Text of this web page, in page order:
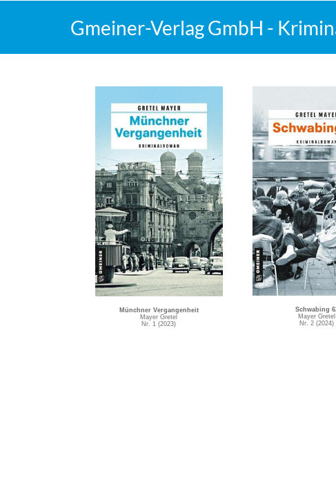
Gmeiner-Verlag GmbH -
Münchner Vergangenheit
Mayer Gretel
Nr. 1 (2023)
Schwabing
Mayer Gretel
Nr. 2 (2024)